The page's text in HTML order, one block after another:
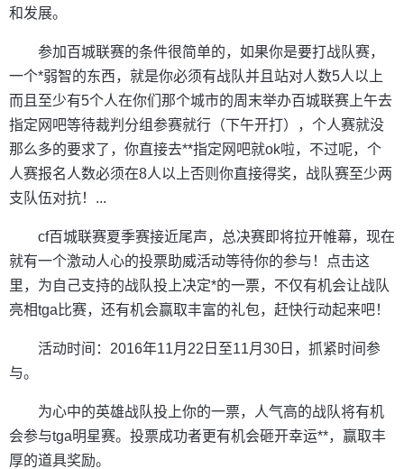
和发展。
参加百城联赛的条件很简单的，如果你是要打战队赛，
一个*弱智的东西，就是你必须有战队并且站对人数5人以上
而且至少有5个人在你们那个城市的周末举办百城联赛上午去
指定网吧等待裁判分组参赛就行（下午开打），个人赛就没
那么多的要求了，你直接去**指定网吧就ok啦，不过呢，个
人赛报名人数必须在8人以上否则你直接得奖，战队赛至少两
支队伍对抗！...
cf百城联赛夏季赛接近尾声，总决赛即将拉开帷幕，现在
就有一个激动人心的投票助威活动等待你的参与！点击这
里，为自己支持的战队投上决定*的一票，不仅有机会让战队
亮相tga比赛，还有机会赢取丰富的礼包，赶快行动起来吧！
活动时间：2016年11月22日至11月30日，抓紧时间参
与。
为心中的英雄战队投上你的一票，人气高的战队将有机
会参与tga明星赛。投票成功者更有机会砸开幸运**，赢取丰
厚的道具奖励。